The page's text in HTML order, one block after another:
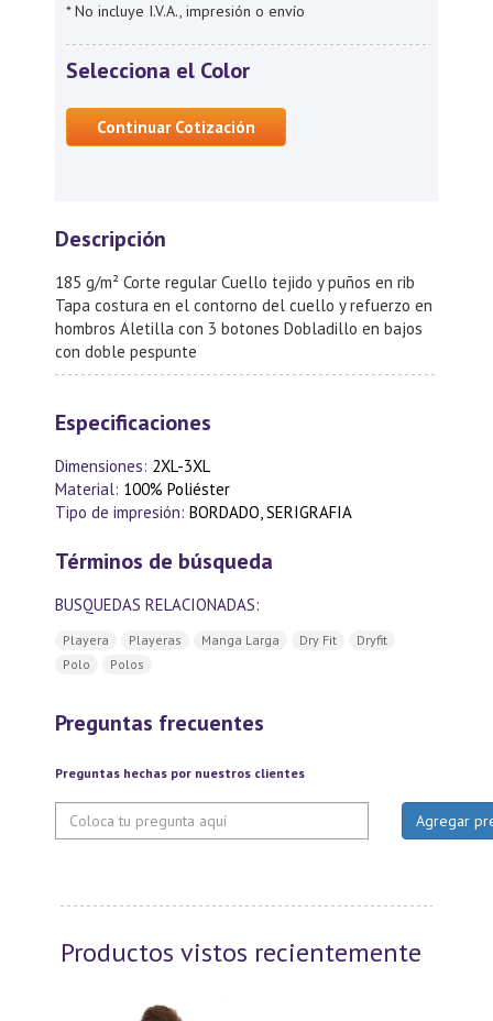
* No incluye I.V.A., impresión o envío
Selecciona el Color
Continuar Cotización
Descripción
185 g/m² Corte regular Cuello tejido y puños en rib
Tapa costura en el contorno del cuello y refuerzo en
hombros Aletilla con 3 botones Dobladillo en bajos
con doble pespunte
Especificaciones
Dimensiones: 2XL-3XL
Material: 100% Poliéster
Tipo de impresión: BORDADO, SERIGRAFIA
Términos de búsqueda
BUSQUEDAS RELACIONADAS:
Playera Playeras Manga Larga Dry Fit
Dryfit
Polo
Polos
Preguntas frecuentes
Preguntas hechas por nuestros clientes
Productos vistos recientemente